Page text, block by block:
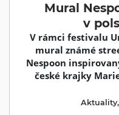
Mural
v
V rámci festivalu
mural známé
Nespoon
české krajky
Aktuality,